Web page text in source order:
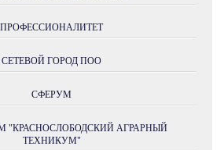
ПРОФЕССИОНАЛИТЕТ
СЕТЕВОЙ ГОРОД ПОО
СФЕРУМ
"КРАСНОСЛОБОДСКИЙ АГРАРНЫЙ
ТЕХНИКУМ"